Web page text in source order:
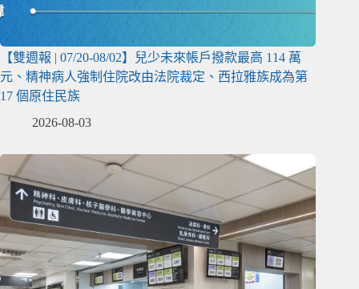
【雙週報 | 07/20-08/02】兒少未來帳戶撥款最高 114 萬
元、精神病人強制住院改由法院裁定、西拉雅族成為第
17 個原住民族
2026-08-03